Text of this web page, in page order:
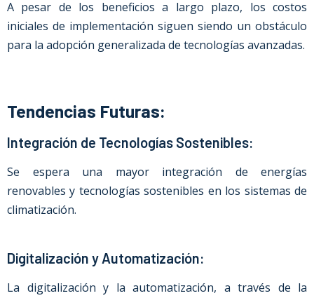
A pesar de los beneficios a largo plazo, los costos
iniciales de implementación siguen siendo un obstáculo
para la adopción generalizada de tecnologías avanzadas.
Tendencias Futuras:
Integración de Tecnologías Sostenibles:
Se espera una mayor integración de energías
renovables y tecnologías sostenibles en los sistemas de
climatización.
Digitalización y Automatización:
La digitalización y la automatización, a través de la